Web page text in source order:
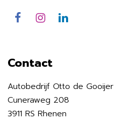
Contact
Autobedrijf Otto de Gooijer
Cuneraweg 208
3911 RS Rhenen